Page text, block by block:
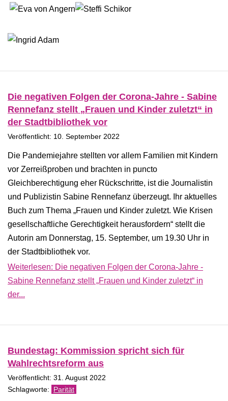
Die negativen Folgen der Corona-Jahre - Sabine
Rennefanz stellt „Frauen und Kinder zuletzt“ in
der Stadtbibliothek vor
Veröffentlicht: 10. September 2022
Die Pandemiejahre stellten vor allem Familien mit Kindern
vor Zerreißproben und brachten in puncto
Gleichberechtigung eher Rückschritte, ist die Journalistin
und Publizistin Sabine Rennefanz überzeugt. Ihr aktuelles
Buch zum Thema „Frauen und Kinder zuletzt. Wie Krisen
gesellschaftliche Gerechtigkeit herausfordern“ stellt die
Autorin am Donnerstag, 15. September, um 19.30 Uhr in
der Stadtbibliothek vor.
Weiterlesen: Die negativen Folgen der Corona-Jahre -
Sabine Rennefanz stellt „Frauen und Kinder zuletzt“ in
der...
Bundestag: Kommission spricht sich für
Wahlrechtsreform aus
Veröffentlicht: 31. August 2022
Parität